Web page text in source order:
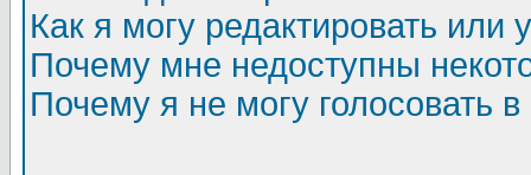
Как я могу редактировать или
Почему мне недоступны
Почему я не могу голосовать